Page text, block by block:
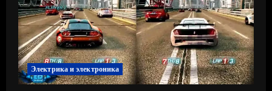
Электрика и электроника